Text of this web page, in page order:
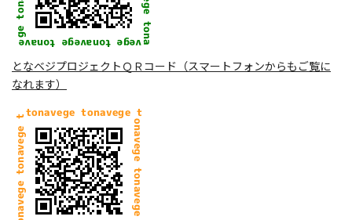
となベジプロジェクトＱＲコード（スマートフォンからもご覧に
なれます）